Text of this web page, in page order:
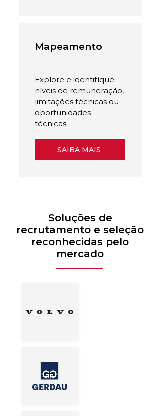
Mapeamento
Explore e identifique
níveis de remuneração,
limitações técnicas ou
oportunidades
técnicas.
SAIBA MAIS
Soluções de
recrutamento e seleção
reconhecidas pelo
mercado